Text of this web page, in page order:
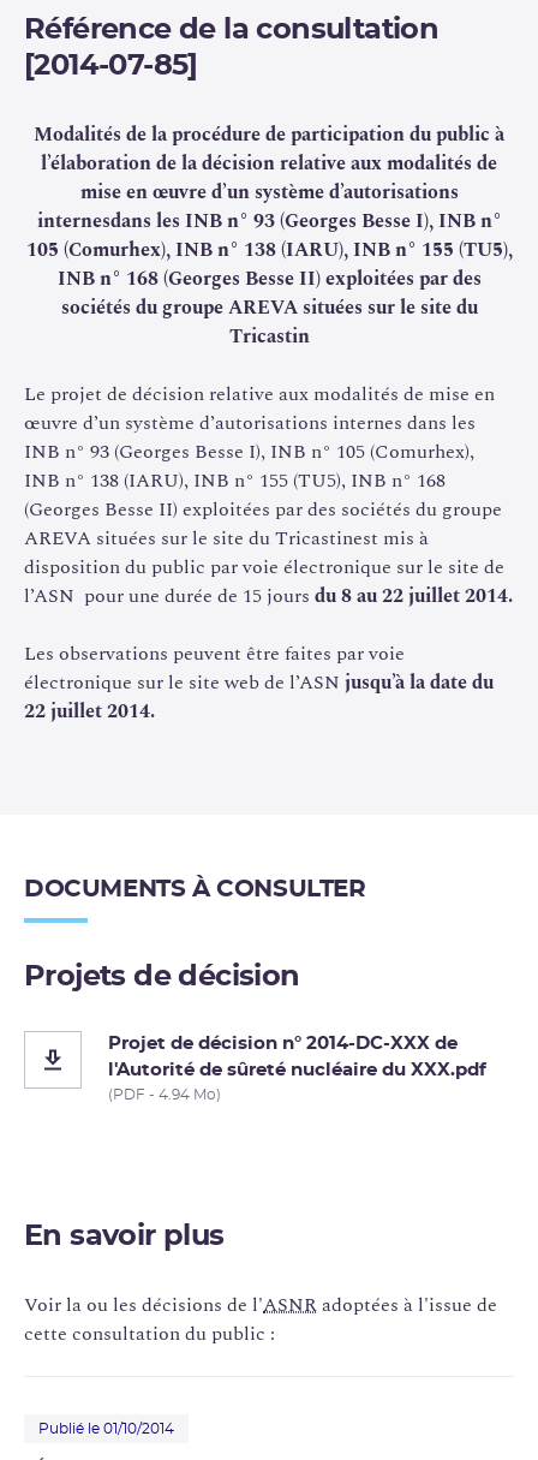
de l’ASN pour bénéficier de ce régime, pour des
modifications et opérations mineures relatives aux
installations nucléaires de base n° 93, 105, 138, 155 et
les modifications concernées ainsi que le dispositif de
contrôle interne prévu.
L’instruction de ce dossier a donné lieu à des demandes
complémentaires visant à faire évoluer certains points du
dossier, notamment afin d’harmoniser ce processus avec
ceux déjà en place chezEDFou AREVA La Hague. l’ASN
n’a pas d’objection à la mise en œuvre d’un tel système
l’encadrer par des prescriptions.
Aussi, le projet de décision de l’ASN prévoit-il
d’approuver le dispositif de contrôle interne proposé par
AREVA NC, en spécifiant notamment :
les critères d’éligibilité des opérations et
modifications relevant du système d’autorisations
les modalités d’information de l’ASN avant, pendant
et postérieurement à la mise en œuvre de toute
processus de délivrance d’une autorisation interne.
En savoir plus
Décision n° 2014-DC-0460 de l'ASN du 23
septembre 2014
(Georges Besse I), INB n° 105 (Comurhex), INB n°
138 (IARU), INB n° 155 (TU5), INB n° 168 (Georges
AREVA situées sur le site du Tricastin
En savoir plus
Référence de la consultation
[2014-07-85]
Modalités de la procédure de participation du public à
l’élaboration de la décision relative aux modalités de
mise en œuvre d’un système d’autorisations
internesdans les INB n° 93 (Georges Besse I), INB n°
105 (Comurhex), INB n° 138 (IARU), INB n° 155 (TU5),
INB n° 168 (Georges Besse II) exploitées par des
sociétés du groupe AREVA situées sur le site du
Tricastin
Le projet de décision relative aux modalités de mise en
œuvre d’un système d’autorisations internes dans les
INB n° 93 (Georges Besse I), INB n° 105 (Comurhex),
INB n° 138 (IARU), INB n° 155 (TU5), INB n° 168
(Georges Besse II) exploitées par des sociétés du groupe
AREVA situées sur le site du Tricastinest mis à
disposition du public par voie électronique sur le site de
l’ASN pour une durée de 15 jours du 8 au 22 juillet 2014.
Les observations peuvent être faites par voie
électronique sur le site web de l’ASN jusqu’à la date du
22 juillet 2014.
DOCUMENTS À CONSULTER
Projets de décision
Projet de décision n° 2014-DC-XXX de
l'Autorité de sûreté nucléaire du XXX.pdf
(PDF - 4.94 Mo)
En savoir plus
Voir la ou les décisions de l'ASNRadoptées à l'issue de
cette consultation du public :
Publié le 01/10/2014